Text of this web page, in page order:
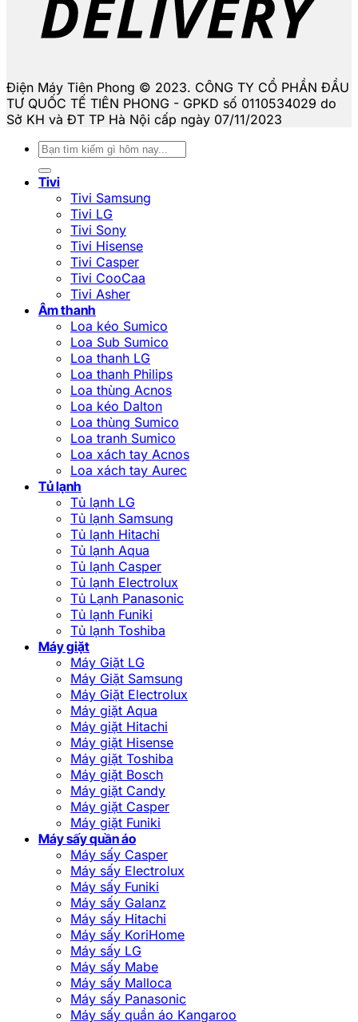
Điện Máy Tiên Phong © 2023. CÔNG TY CỔ PHẦN ĐẦU
TƯ QUỐC TẾ TIÊN PHONG - GPKD số 0110534029 do
Sở KH và ĐT TP Hà Nội cấp ngày 07/11/2023
Tìm
kiếm:
Tivi
Tivi Samsung
Tivi LG
Tivi Sony
Tivi Hisense
Tivi Casper
Tivi CooCaa
Tivi Asher
Âm thanh
Loa kéo Sumico
Loa Sub Sumico
Loa thanh LG
Loa thanh Philips
Loa thùng Acnos
Loa kéo Dalton
Loa thùng Sumico
Loa tranh Sumico
Loa xách tay Acnos
Loa xách tay Aurec
Tủ lạnh
Tủ lạnh LG
Tủ lạnh Samsung
Tủ lạnh Hitachi
Tủ lạnh Aqua
Tủ lạnh Casper
Tủ lạnh Electrolux
Tủ Lạnh Panasonic
Tủ lạnh Funiki
Tủ lạnh Toshiba
Máy giặt
Máy Giặt LG
Máy Giặt Samsung
Máy Giặt Electrolux
Máy giặt Aqua
Máy giặt Hitachi
Máy giặt Hisense
Máy giặt Toshiba
Máy giặt Bosch
Máy giặt Candy
Máy giặt Casper
Máy giặt Funiki
Máy sấy quần áo
Máy sấy Casper
Máy sấy Electrolux
Máy sấy Funiki
Máy sấy Galanz
Máy sấy Hitachi
Máy sấy KoriHome
Máy sấy LG
Máy sấy Mabe
Máy sấy Malloca
Máy sấy Panasonic
Máy sấy quần áo Kangaroo